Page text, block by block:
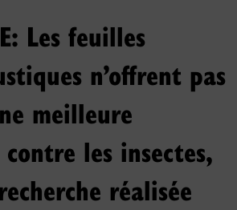
Les feuilles
n’offrent pas
meilleure
les insectes,
réalisée